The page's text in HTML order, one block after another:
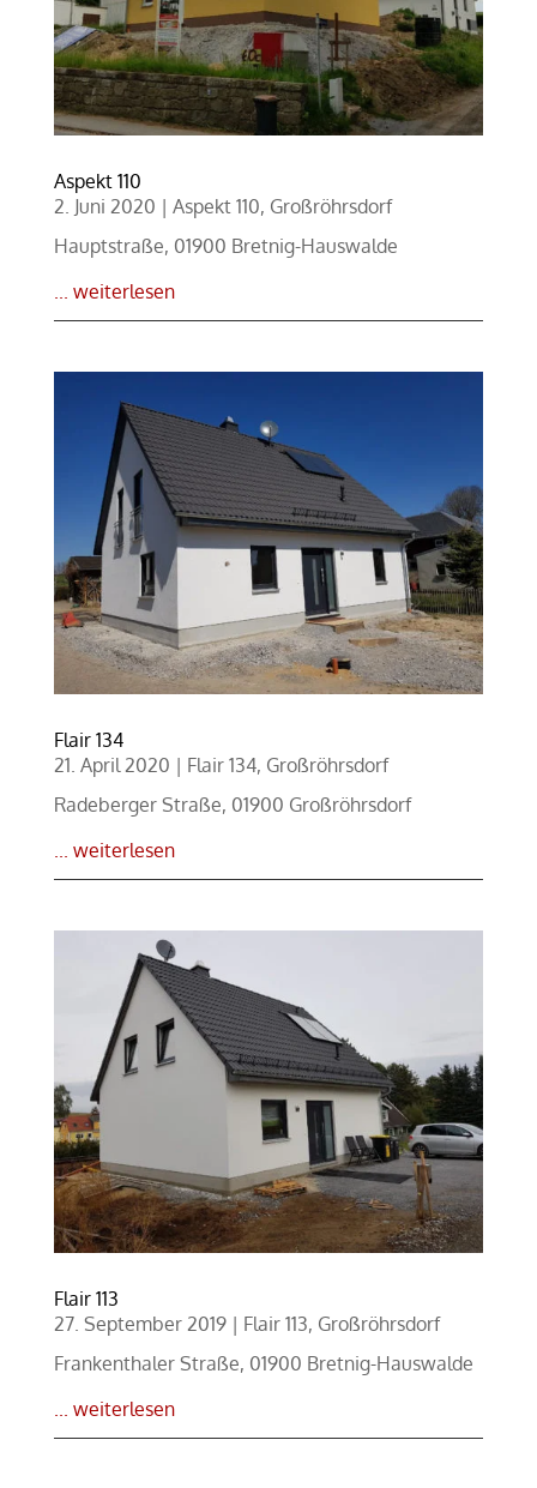
Aspekt 110
2. Juni 2020 | Aspekt 110, Großröhrsdorf
Hauptstraße, 01900 Bretnig-Hauswalde
... weiterlesen
Flair 134
21. April 2020 | Flair 134, Großröhrsdorf
Radeberger Straße, 01900 Großröhrsdorf
... weiterlesen
Flair 113
27. September 2019| Flair 113, Großröhrsdorf
Frankenthaler Straße, 01900 Bretnig-Hauswalde
... weiterlesen